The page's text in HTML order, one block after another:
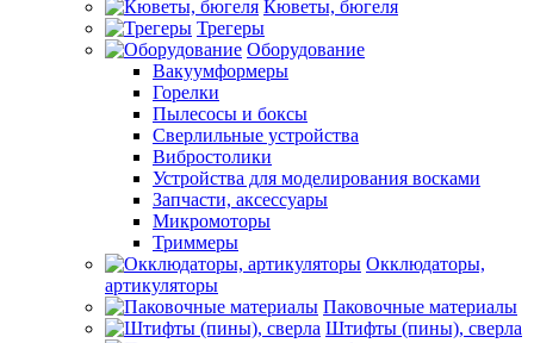
Кюветы, бюгеля
Трегеры
Оборудование
Вакуумформеры
Горелки
Пылесосы и боксы
Сверлильные устройства
Вибростолики
Устройства для моделирования восками
Запчасти, аксессуары
Микромоторы
Триммеры
Окклюдаторы,
артикуляторы
Паковочные материалы
Штифты (пины), сверла